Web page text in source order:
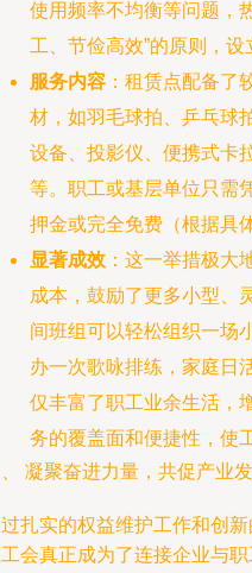
使用频率不均衡等问题，
工、节俭高效”的原则，设
服务内容 ：租赁点配备了
材，如羽毛球拍、乒乓球
设备、投影仪、便携式卡
等。职工或基层单位只需
押金或完全免费（根据具
显著成效 ：这一举措极大
成本，鼓励了更多小型、
间班组可以轻松组织一场
办一次歌咏排练，家庭日
仅丰富了职工业余生活，
务的覆盖面和便捷性，使
凝聚奋进力量，共促产业
扎实的权益维护工作和创
会真正成为了连接企业与